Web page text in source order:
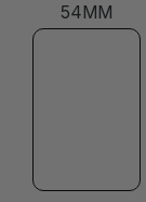
54MM